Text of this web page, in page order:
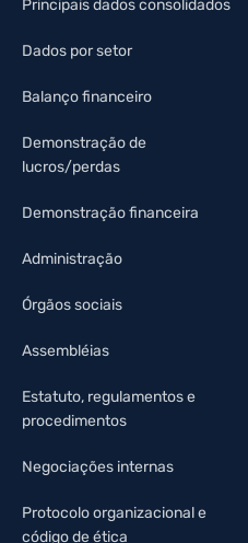
Principais dados consolidados
Dados por setor
Balanço financeiro
Demonstração de
lucros/perdas
Demonstração financeira
Administração
Órgãos sociais
Assembléias
Estatuto, regulamentos e
procedimentos
Negociações internas
Protocolo organizacional e
código de ética